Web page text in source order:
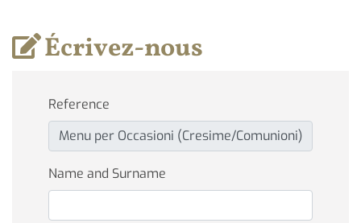
Écrivez-nous
Reference
Name and Surname